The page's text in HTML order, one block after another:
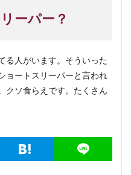
ーパー？
る人がいます。そういった
ョートスリーパーと言われ
クソ食らえです。たくさん